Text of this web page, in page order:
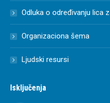
Odluka o određivanju lica
Organizaciona šema
Ljudski resursi
Isključenja